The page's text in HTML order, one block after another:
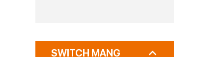
SWITCH MẠNG